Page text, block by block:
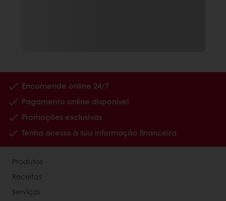
Encomende online 24/7
Pagamento online disponível
Promoções exclusivas
Tenha acesso à sua informação financeira
Produtos
Receitas
Serviços